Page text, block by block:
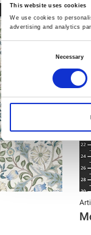
This website uses cookies
We use cookies to
advertising and analytics
Consent
Selection
Necessary